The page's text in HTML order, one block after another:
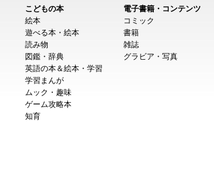
こどもの本
絵本
遊べる本・絵本
読み物
図鑑・辞典
英語の本＆絵本・学習
学習まんが
ムック・趣味
ゲーム攻略本
知育
電子書籍・コンテンツ
コミック
書籍
雑誌
グラビア・写真